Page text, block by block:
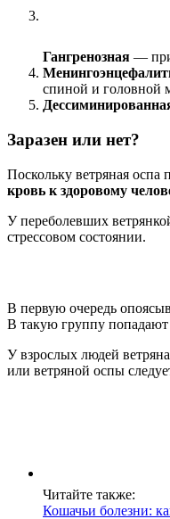
Гангренозная — при
спиной и головной
Заразен или нет?
Поскольку ветряная
кровь к здоровому
У переболевших
стрессовом состоянии.
В первую очередь
В такую группу попадают
У взрослых людей
или ветряной оспы
Читайте также:
Кошачьи болезни: